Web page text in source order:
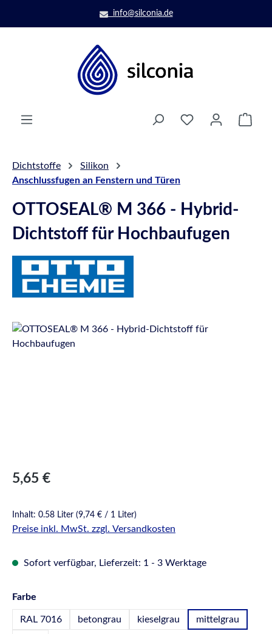
Zum Hauptinhalt springeninfo@silconia.de
Dichtstoffe
Silikon
Anschlussfugen an Fenstern und Türen
OTTOSEAL® M 366 - Hybrid-
Dichtstoff für Hochbaufugen
Bildergalerie überspringen
Regulärer Preis:
5,65 €
Inhalt: 0.58 Liter (9,74 € / 1 Liter)
Preise inkl. MwSt. zzgl. Versandkosten
Sofort verfügbar, Lieferzeit: 1 - 3 Werktage
Farbe
RAL 7016 betongrau kieselgrau mittelgrau